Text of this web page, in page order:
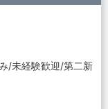
/未経験歓迎/第二新